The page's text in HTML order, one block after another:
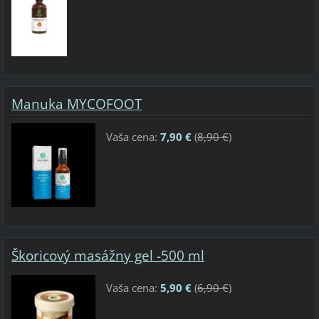
Manuka MYCOFOOT
Vaša cena: 7,90 €(8,90 €)
Škoricový masážny gel -500 ml
Vaša cena: 5,90 €(6,90 €)